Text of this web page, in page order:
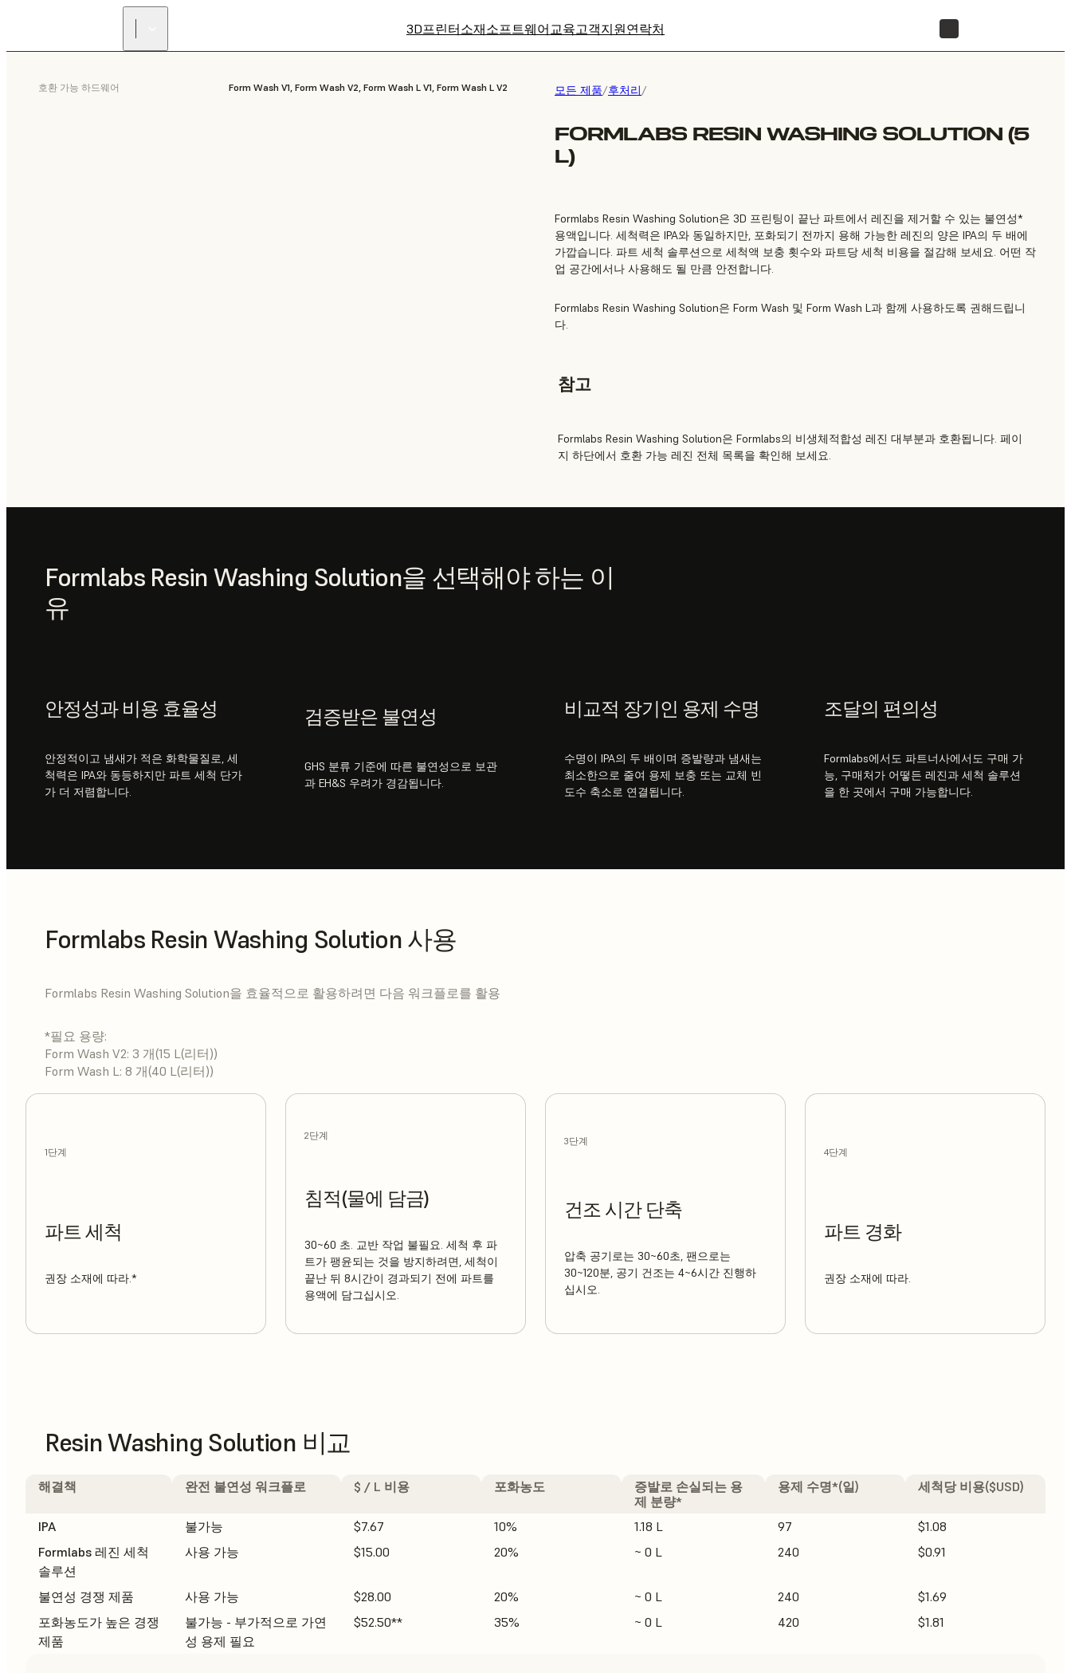
3D프린터소재소프트웨어교육고객지원연락처
모든 제품/후처리/
FORMLABS RESIN WASHING SOLUTION (5
L)
호환 가능 하드웨어 Form Wash V1, Form Wash V2, Form Wash L V1, Form Wash L V2
Formlabs Resin Washing Solution은 3D 프린팅이 끝난 파트에서 레진을 제거할 수 있는 불연성*
용액입니다. 세척력은 IPA와 동일하지만, 포화되기 전까지 용해 가능한 레진의 양은 IPA의 두 배에
가깝습니다. 파트 세척 솔루션으로 세척액 보충 횟수와 파트당 세척 비용을 절감해 보세요. 어떤 작
업 공간에서나 사용해도 될 만큼 안전합니다.
Formlabs Resin Washing Solution은 Form Wash 및 Form Wash L과 함께 사용하도록 권해드립니
다.
참고
Formlabs Resin Washing Solution은 Formlabs의 비생체적합성 레진 대부분과 호환됩니다. 페이
지 하단에서 호환 가능 레진 전체 목록을 확인해 보세요.
Formlabs Resin Washing Solution을 선택해야 하는 이
유
안정성과 비용 효율성
안정적이고 냄새가 적은 화학물질로, 세
척력은 IPA와 동등하지만 파트 세척 단가
가 더 저렴합니다.
검증받은 불연성
GHS 분류 기준에 따른 불연성으로 보관
과 EH&S 우려가 경감됩니다.
비교적 장기인 용제 수명
수명이 IPA의 두 배이며 증발량과 냄새는
최소한으로 줄여 용제 보충 또는 교체 빈
도수 축소로 연결됩니다.
조달의 편의성
Formlabs에서도 파트너사에서도 구매 가
능, 구매처가 어떻든 레진과 세척 솔루션
을 한 곳에서 구매 가능합니다.
Formlabs Resin Washing Solution 사용
Formlabs Resin Washing Solution을 효율적으로 활용하려면 다음 워크플로를 활용
*필요 용량:
Form Wash V2: 3 개(15 L(리터))
Form Wash L: 8 개(40 L(리터))
1단계
파트 세척
권장 소재에 따라.*
2단계
침적(물에 담금)
30~60 초. 교반 작업 불필요. 세척 후 파
트가 팽윤되는 것을 방지하려면, 세척이
끝난 뒤 8시간이 경과되기 전에 파트를
용액에 담그십시오.
3단계
건조 시간 단축
압축 공기로는 30~60초, 팬으로는
30~120분, 공기 건조는 4~6시간 진행하
십시오.
4단계
파트 경화
권장 소재에 따라.
Resin Washing Solution 비교
해결책 완전 불연성 워크플로 $ / L 비용 포화농도
증발로 손실되는 용
제 분량*
용제 수명*(일) 세척당 비용($USD)
IPA 불가능 $7.67 10% 1.18 L 97
$1.08
Formlabs 레진 세척
솔루션
사용 가능 $15.00 20% ~ 0 L 240 $0.91
불연성 경쟁 제품 사용 가능 $28.00 20% ~ 0 L 240
$1.69
포화농도가 높은 경쟁
제품
불가능 - 부가적으로 가연
성 용제 필요
$52.50** 35% ~ 0 L 420 $1.81